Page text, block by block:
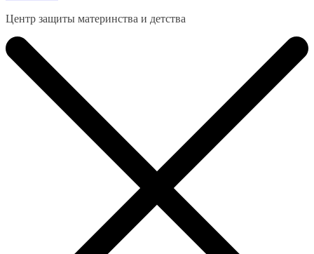
Центр защиты материнства и детства